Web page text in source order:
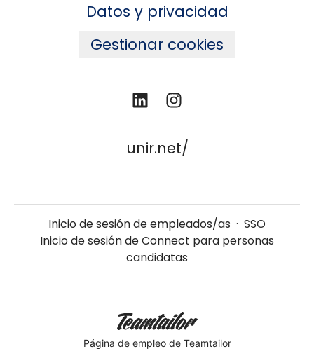
Datos y privacidad
Gestionar cookies
unir.net/
Inicio de sesión de empleados/as · SSO
Inicio de sesión de Connect para personas
candidatas
Página de empleode Teamtailor